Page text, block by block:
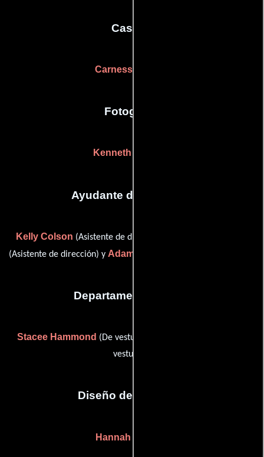
Casting
Carnessa Ottelin
Fotografia
Kenneth Wilson II
Ayudante de dirección
Kelly Colson (Asistente de dirección),
(Asistente de dirección) y Adam Stone
Departamento de arte
Stacee Hammond (De vestuario) y
vestuario)
Diseño de vestuario
Hannah Ashford